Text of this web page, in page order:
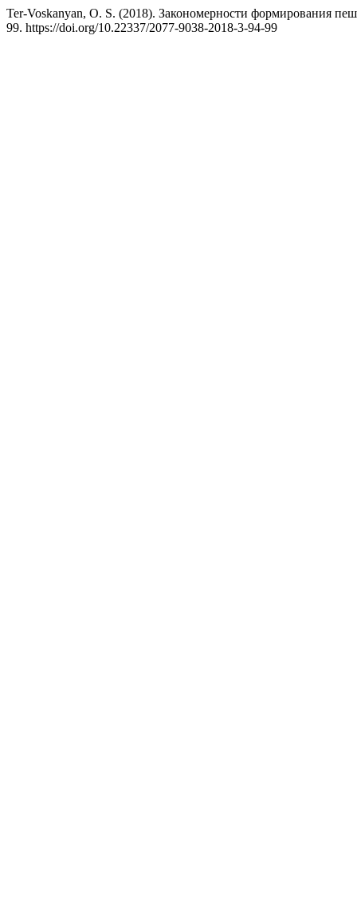
Ter-Voskanyan, O. S. (2018). Закономерности формирования
99. https://doi.org/10.22337/2077-9038-2018-3-94-99